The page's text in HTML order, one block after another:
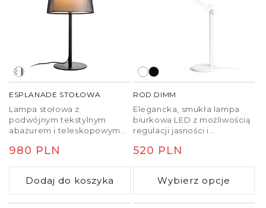
ESPLANADE STOŁOWA
Lampa stołowa z
podwójnym tekstylnym
abażurem i teleskopowym
regulację wysokości lampy.
Cena
regularna
980 PLN
Dodaj do koszyka
ROD DIMM
Elegancka, smukła lampa
biurkowa LED z możliwością
regulacji jasności i
sterowaną za pomocą
Cena
regularna
520 PLN
Wybierz opcje